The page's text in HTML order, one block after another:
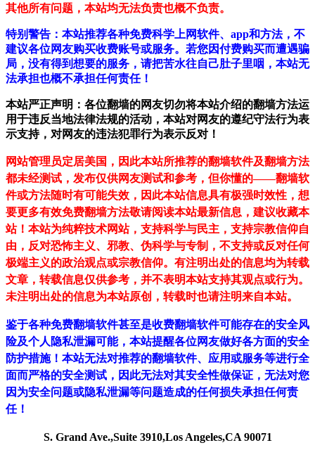
其他所有问题，本站均无法负责也概不负责。
特别警告：本站推荐各种免费科学上网软件、app和方法，不
建议各位网友购买收费账号或服务。若您因付费购买而遭遇骗
局，没有得到想要的服务，请把苦水往自己肚子里咽，本站无
法承担也概不承担任何责任！
本站严正声明：各位翻墙的网友切勿将本站介绍的翻墙方法运
用于违反当地法律法规的活动，本站对网友的遵纪守法行为表
示支持，对网友的违法犯罪行为表示反对！
网站管理员定居美国，因此本站所推荐的翻墙软件及翻墙方法
都未经测试，发布仅供网友测试和参考，但你懂的——翻墙软
件或方法随时有可能失效，因此本站信息具有极强时效性，想
要更多有效免费翻墙方法敬请阅读本站最新信息，建议收藏本
站！ 本站为纯粹技术网站，支持科学与民主，支持宗教信仰自
由，反对恐怖主义、邪教、伪科学与专制，不支持或反对任何
极端主义的政治观点或宗教信仰。有注明出处的信息均为转载
文章，转载信息仅供参考，并不表明本站支持其观点或行为。
未注明出处的信息为本站原创，转载时也请注明来自本站。
鉴于各种免费翻墙软件甚至是收费翻墙软件可能存在的安全风
险及个人隐私泄漏可能，本站提醒各位网友做好各方面的安全
防护措施！本站无法对推荐的翻墙软件、应用或服务等进行全
面而严格的安全测试，因此无法对其安全性做保证，无法对您
因为安全问题或隐私泄漏等问题造成的任何损失承担任何责
任！
S. Grand Ave.,Suite 3910,Los Angeles,CA 90071